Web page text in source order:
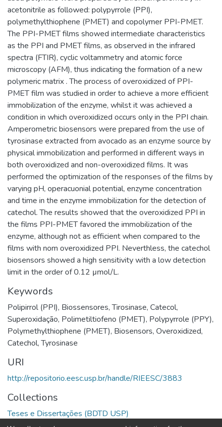
acetonitrile as followed: polypyrrole (PPI),
polymethylthiophene (PMET) and copolymer PPI-PMET.
The PPI-PMET films showed intermediate characteristics
as the PPI and PMET films, as observed in the infrared
spectra (FTIR), cyclic voltammetry and atomic force
microscopy (AFM), thus indicating the formation of a new
polymeric matrix . The process of overoxidized of PPI-
PMET film was studied in order to achieve a more efficient
immobilization of the enzyme, whilst it was achieved a
condition in which overoxidized occurs only in the PPI chain.
Amperometric biosensors were prepared from the use of
tyrosinase extracted from avocado as an enzyme source by
physical immobilization and performed in different ways in
both overoxidized and non-overoxidized films. It was
performed the optimization of the responses of the films by
varying pH, operacuonial potential, enzyme concentration
and time in the enzyme immobilization for the detection of
catechol. The results showed that the overoxidized PPI in
the films PPI-PMET favored the immobilization of the
enzyme, although not as efficient when compared to the
films with nom overoxidized PPI. Neverthless, the catechol
biosensors showed a high sensitivity with a low detection
limit in the order of 0.12 µmol/L.
Keywords
Polipirrol (PPI), Biossensores,Tirosinase, Catecol,
Superoxidação, Polimetiltiofeno (PMET), Polypyrrole (PPY),
Polymethylthiophene (PMET), Biosensors, Overoxidized,
Catechol,Tyrosinase
URI
http://repositorio.eesc.usp.br/handle/RIEESC/3883
Collections
Teses e Dissertações (BDTD USP)